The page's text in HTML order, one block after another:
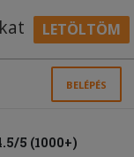
LETÖLTÖM
BELÉPÉS
5 (1000+)